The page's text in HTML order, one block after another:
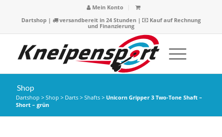
Mein Konto
Dartshop| versandbereit in 24 Stunden |
Kauf auf Rechnung
und Finanzierung
Shop
Dartshop > Shop > Darts> Shafts> Unicorn Gripper 3 Two-Tone Shaft –
Short – grün